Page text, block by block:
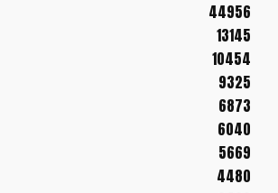
44956
13145
10454
9325
6873
6040
5669
4480